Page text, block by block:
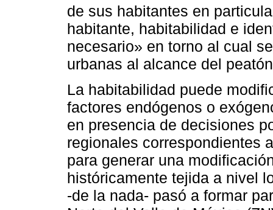
de sus habitantes en
habitante, habitabilidad e
necesario» en torno al cual
urbanas al alcance del
La habitabilidad puede
factores endógenos o
en presencia de decisiones
regionales correspondientes
para generar una
históricamente tejida a nivel
-de la nada- pasó a formar